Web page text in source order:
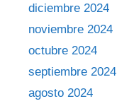
diciembre 2024
noviembre 2024
octubre 2024
septiembre 2024
agosto 2024